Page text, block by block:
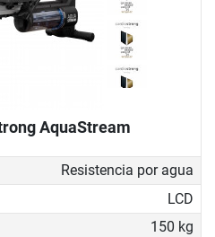
AquaStream
Resistencia por agua
LCD
150 kg